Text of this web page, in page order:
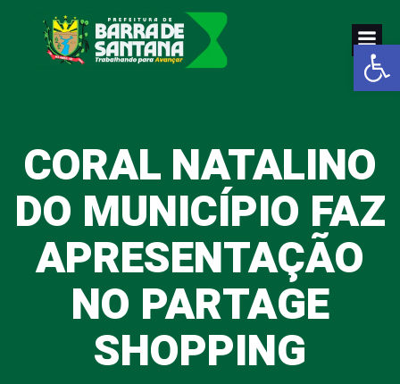
Abrir
Pular
para
o
conteúdo
CORAL NATALINO
DO MUNICÍPIO FAZ
APRESENTAÇÃO
NO PARTAGE
SHOPPING